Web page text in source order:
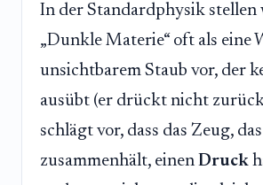
In der Standardphysik stellen
„Dunkle Materie“ oft als eine
unsichtbarem Staub vor, der
ausübt (er drückt nicht
schlägt vor, dass das Zeug,
zusammenhält, einen Druck